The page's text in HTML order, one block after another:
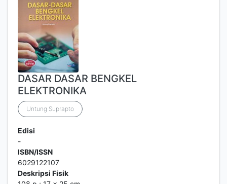
DASAR DASAR BENGKEL
ELEKTRONIKA
Untung Suprapto
Edisi
-
ISBN/ISSN
6029122107
Deskripsi Fisik